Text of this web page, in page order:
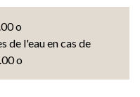
o
de l'eau en cas de
o